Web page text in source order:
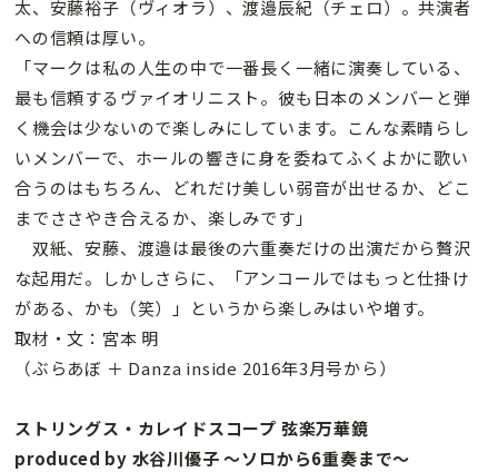
太、安藤裕子（ヴィオラ）、渡邉辰紀（チェロ）。共演者
への信頼は厚い。
「マークは私の人生の中で一番長く一緒に演奏している、
最も信頼するヴァイオリニスト。彼も日本のメンバーと弾
く機会は少ないので楽しみにしています。こんな素晴らし
いメンバーで、ホールの響きに身を委ねてふくよかに歌い
合うのはもちろん、どれだけ美しい弱音が出せるか、どこ
までささやき合えるか、楽しみです」
双紙、安藤、渡邉は最後の六重奏だけの出演だから贅沢
な起用だ。しかしさらに、「アンコールではもっと仕掛け
がある、かも（笑）」というから楽しみはいや増す。
取材・文：宮本 明
（ぶらあぼ ＋ Danza inside 2016年3月号から）
ストリングス・カレイドスコープ 弦楽万華鏡
produced by 水谷川優子 〜ソロから6重奏まで〜